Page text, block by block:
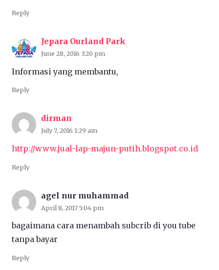
Reply
Jepara Ourland Park
June 28, 2016 3:20 pm
Informasi yang membantu,
Reply
dirman
July 7, 2016 1:29 am
http://www.jual-lap-majun-putih.blogspot.co.id
Reply
agel nur muhammad
April 8, 2017 5:04 pm
bagaimana cara menambah subcrib di you tube
tanpa bayar
Reply